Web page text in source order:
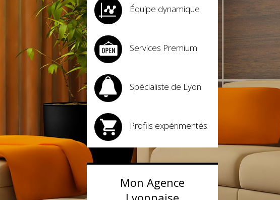
Équipe dynamique
Services Premium
Spécialiste de Lyon
Profils expérimentés
Mon Agence